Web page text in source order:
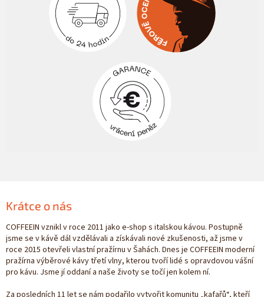
Krátce o nás
COFFEEIN vznikl v roce 2011 jako e-shop s italskou kávou. Postupně
jsme se v kávě dál vzdělávali a získávali nové zkušenosti, až jsme v
roce 2015 otevřeli vlastní pražírnu v Šahách. Dnes je COFFEEIN moderní
pražírna výběrové kávy třetí vlny, kterou tvoří lidé s opravdovou vášní
pro kávu. Jsme jí oddaní a naše životy se točí jen kolem ní.
Za posledních 11 let se nám podařilo vytvořit komunitu „kafařů“, kteří